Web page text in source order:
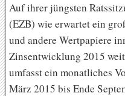
Auf ihrer jüngsten
(EZB) wie erwartet ein
und andere Wertpapiere
Zinsentwicklung 2015
umfasst ein monatliches
März 2015 bis Ende